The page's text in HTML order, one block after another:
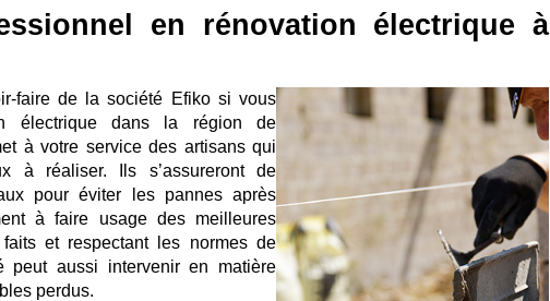
en rénovation électrique à
faire de la société Efiko si vous
électrique dans la région de
à votre service des artisans qui
à réaliser. Ils s’assureront de
pour éviter les pannes après
à faire usage des meilleures
et respectant les normes de
peut aussi intervenir en matière
perdus.